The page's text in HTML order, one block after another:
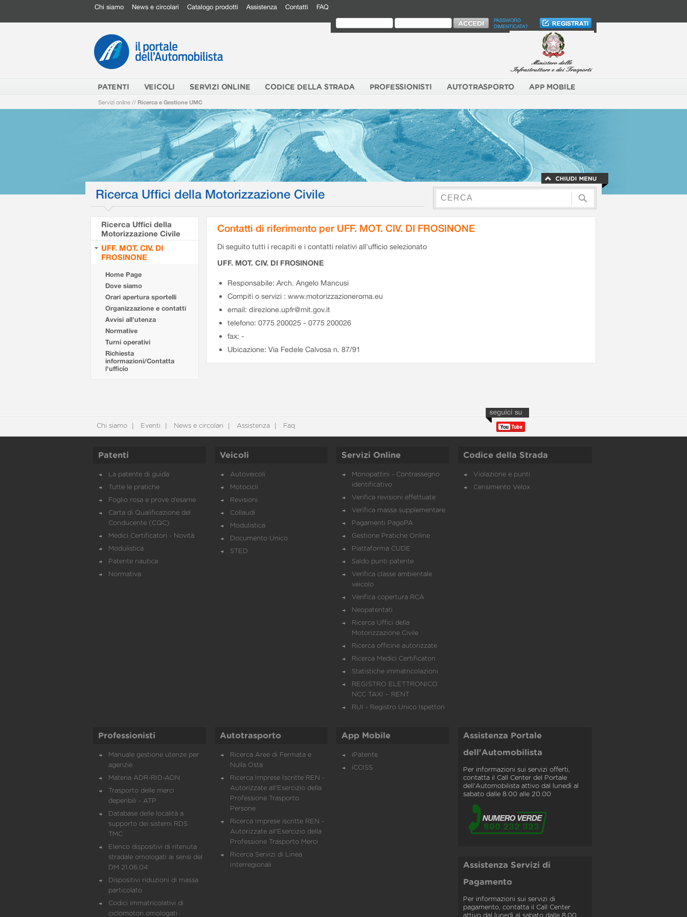
Chi siamo News e circolari Catalogo prodotti Assistenza Contatti FAQ
PASSWORD
DIMENTICATA?
PATENTI VEICOLI SERVIZI ONLINE CODICE DELLA STRADA PROFESSIONISTI AUTOTRASPORTO APP MOBILE
Servizi online // Ricerca e Gestione UMC
Ricerca Uffici della Motorizzazione Civile
Ricerca Uffici della
Motorizzazione Civile
UFF. MOT. CIV. DI
FROSINONE
Home Page
Dove siamo
Orari apertura sportelli
Organizzazione e contatti
Avvisi all'utenza
Normative
Turni operativi
Richiesta
informazioni/Contatta
l'ufficio
Contatti di riferimento per UFF. MOT. CIV. DI FROSINONE
Di seguito tutti i recapiti e i contatti relativi all'ufficio selezionato
UFF. MOT. CIV. DI FROSINONE
Responsabile: Arch. Angelo Mancusi
Compiti o servizi : www.motorizzazioneroma.eu
email: direzione.upfr@mit.gov.it
telefono: 0775 200025 - 0775 200026
fax: -
Ubicazione: Via Fedele Calvosa n. 87/91
Chi siamo Eventi News e circolari Assistenza Faq
Patenti
La patente di guida
Tutte le pratiche
Foglio rosa e prove d’esame
Carta di Qualificazione del
Conducente (CQC)
Medici Certificatori - Novità
Modulistica
Patente nautica
Normativa
Veicoli
Autoveicoli
Motocicli
Revisioni
Collaudi
Modulistica
Documento Unico
STED
Servizi Online
Monopattini - Contrassegno
identificativo
Verifica revisioni effettuate
Verifica massa supplementare
Pagamenti PagoPA
Gestione Pratiche Online
Piattaforma CUDE
Saldo punti patente
Verifica classe ambientale
veicolo
Verifica copertura RCA
Neopatentati
Ricerca Uffici della
Motorizzazione Civile
Ricerca officine autorizzate
Ricerca Medici Certificatori
Statistiche immatricolazioni
REGISTRO ELETTRONICO
NCC TAXI – RENT
RUI - Registro Unico Ispettori
Codice della Strada
Violazione e punti
Censimento Velox
Professionisti
Manuale gestione utenze per
agenzie
Materia ADR-RID-ADN
Trasporto delle merci
deperibili - ATP
Database delle località a
supporto dei sistemi RDS
TMC
Elenco dispositivi di ritenuta
stradale omologati ai sensi del
DM 21.06.04
Dispositivi riduzioni di massa
particolato
Codici immatricolativi di
ciclomotori omologati
Autotrasporto
Ricerca Aree di Fermata e
Nulla Osta
Ricerca Imprese Iscritte REN -
Autorizzate all'Esercizio della
Professione Trasporto
Persone
Ricerca Imprese iscritte REN -
Autorizzate all'Esercizio della
Professione Trasporto Merci
Ricerca Servizi di Linea
Interregionali
App Mobile
iPatente
iCCISS
Assistenza Portale
dell'Automobilista
Per informazioni sui servizi offerti,
contatta il Call Center del Portale
dell'Automobilista attivo dal lunedì al
sabato dalle 8.00 alle 20.00
Assistenza Servizi di
Pagamento
Per informazioni sui servizi di
pagamento, contatta il Call Center